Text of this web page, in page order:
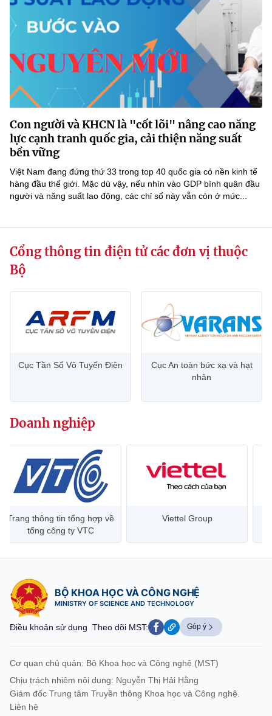
Con người và KHCN là "cốt lõi" nâng cao năng
lực cạnh tranh quốc gia, cải thiện năng suất
bền vững
Việt Nam đang đứng thứ 33 trong top 40 quốc gia có nền kinh tế
hàng đầu thế giới. Mặc dù vậy, nếu nhìn vào GDP bình quân đầu
người và năng suất lao động, các chỉ số này vẫn còn ở mức...
Cổng thông tin điện tử các đơn vị thuộc
Bộ
Cục Tần Số Vô Tuyến Điện
Cục An toàn bức xạ và hạt
nhân
Doanh nghiệp
Trang thông tin tổng hợp về
tổng công ty VTC
Viettel Group
BỘ KHOA HỌC VÀ CÔNG NGHỆ
MINISTRY OF SCIENCE AND TECHNOLOGY
Điều khoản sử dụng Theo dõi MST: Góp ý
Cơ quan chủ quản: Bộ Khoa học và Công nghệ (MST)
Chịu trách nhiệm nội dung: Nguyễn Thị Hải Hằng
Giám đốc Trung tâm Truyền thông Khoa học và Công nghệ.
Liên hệ